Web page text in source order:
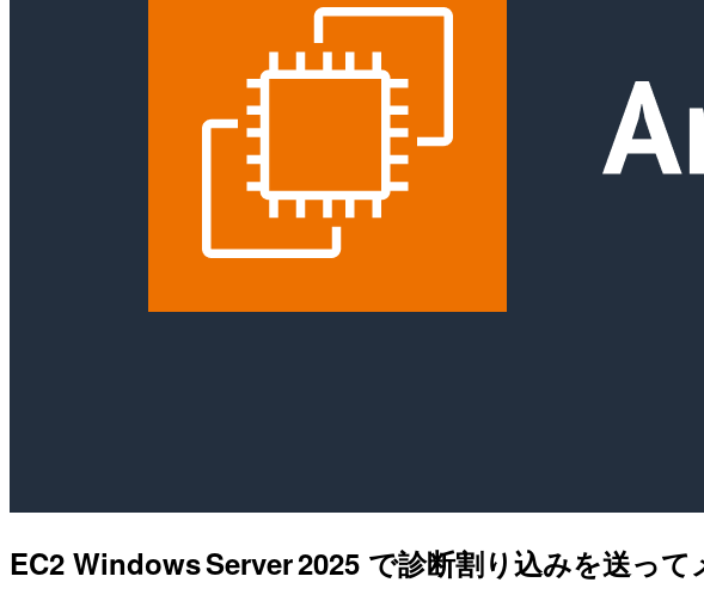
EC2 Windows Server 2025 で診断割り込みを送っ